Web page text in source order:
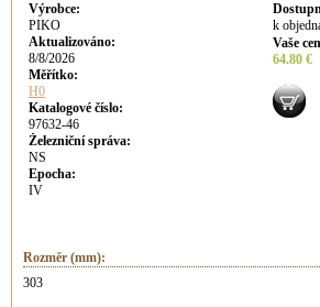
Výrobce:
PIKO
Aktualizováno:
8/8/2026
Měřítko:
H0
Katalogové číslo:
97632-46
Železniční správa:
NS
Epocha:
IV
k
Vaše
64.80 €
Rozměr (mm):
303